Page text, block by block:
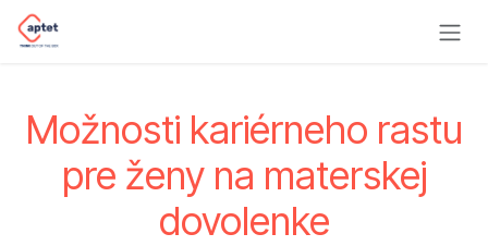
Skip to Content
Možnosti kariérneho rastu
pre ženy na materskej
dovolenke